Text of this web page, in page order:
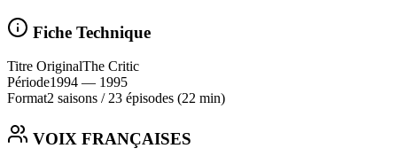
Fiche Technique
Titre OriginalThe Critic
Période1994 — 1995
Format2 saisons / 23 épisodes (22 min)
VOIX FRANÇAISES